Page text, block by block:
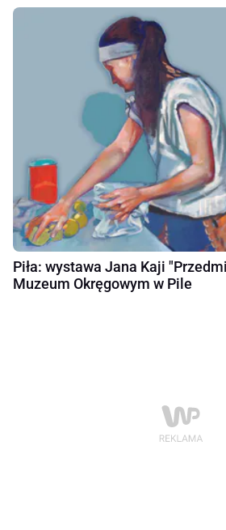
Piła: wystawa Jana Kaji
Muzeum Okręgowym w Pile